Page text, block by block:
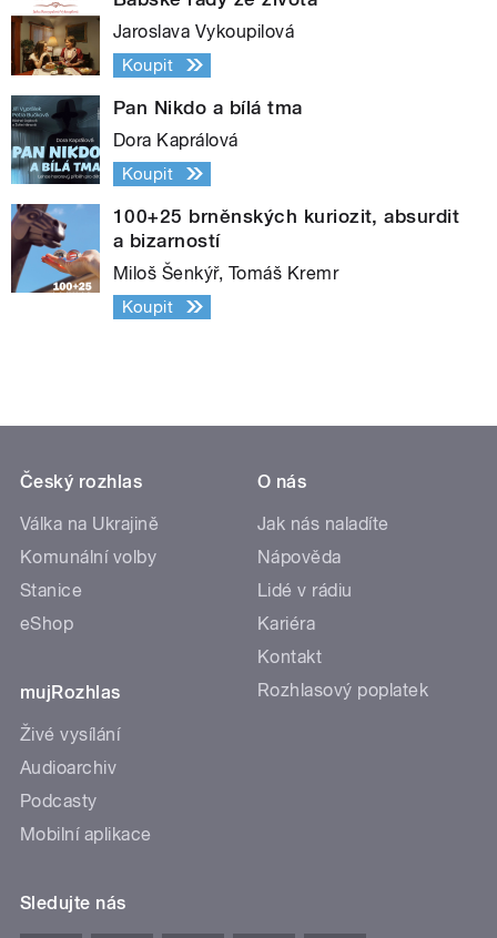
Jaroslava Vykoupilová
Koupit
Pan Nikdo a bílá tma
Dora Kaprálová
Koupit
100+25 brněnských kuriozit, absurdit
a bizarností
Miloš Šenkýř, Tomáš Kremr
Koupit
Český rozhlas
Válka na Ukrajině
Komunální volby
Stanice
eShop
mujRozhlas
Živé vysílání
Audioarchiv
Podcasty
Mobilní aplikace
O nás
Jak nás naladíte
Nápověda
Lidé v rádiu
Kariéra
Kontakt
Rozhlasový poplatek
Sledujte nás